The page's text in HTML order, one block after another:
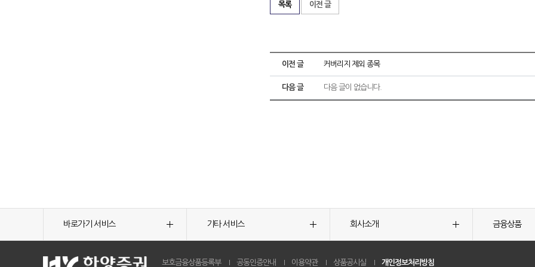
목록 이전 글
이전 글 커버리지 제외 종목
다음 글 다음 글이 없습니다.
바로가기 서비스 기타 서비스 회사소개 금융상품
보호금융상품등록부 공동인증안내 이용약관 상품공시실 개인정보처리방침